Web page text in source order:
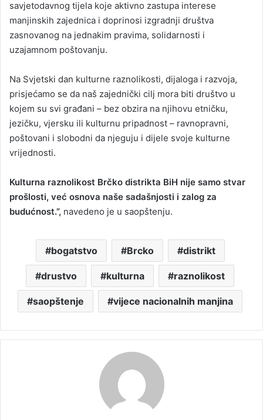
savjetodavnog tijela koje aktivno zastupa interese
manjinskih zajednica i doprinosi izgradnji društva
zasnovanog na jednakim pravima, solidarnosti i
uzajamnom poštovanju.
Na Svjetski dan kulturne raznolikosti, dijaloga i razvoja,
prisjećamo se da naš zajednički cilj mora biti društvo u
kojem su svi građani – bez obzira na njihovu etničku,
jezičku, vjersku ili kulturnu pripadnost – ravnopravni,
poštovani i slobodni da njeguju i dijele svoje kulturne
vrijednosti.
Kulturna raznolikost Brčko distrikta BiH nije samo stvar
prošlosti, već osnova naše sadašnjosti i zalog za
budućnost.”, navedeno je u saopštenju.
bogatstvo Brcko distrikt
drustvo kulturna raznolikost
saopštenje vijece nacionalnih manjina